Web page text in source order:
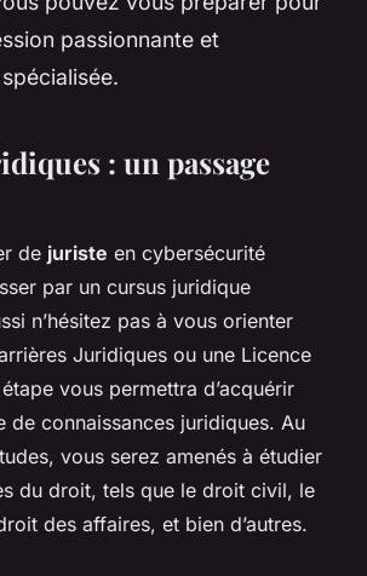
passionnante et
: un passage
de juriste en cybersécurité
par un cursus juridique
n’hésitez pas à vous orienter
Juridiques ou une Licence
vous permettra d’acquérir
de connaissances juridiques. Au
vous serez amenés à étudier
du droit, tels que le droit civil, le
des affaires, et bien d’autres.